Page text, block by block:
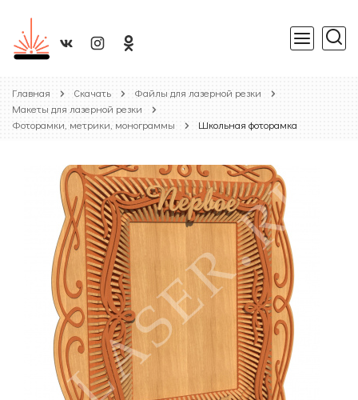
Главная Скачать
Файлы для лазерной резки
Макеты для лазерной резки
Фоторамки, метрики, монограммы
Школьная фоторамка